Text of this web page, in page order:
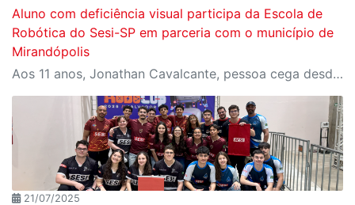
Aluno com deficiência visual participa da Escola de
Robótica do Sesi-SP em parceria com o município de
Mirandópolis
Aos 11 anos, Jonathan Cavalcante, pessoa cega desde bebê, mostra que vontade de aprender e ganhar autonomia não têm limites
21/07/2025